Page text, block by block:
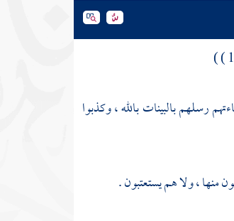
رسلهم بالبينات بالله ، وكذبوا
منها ، ولا هم يستعتبون .